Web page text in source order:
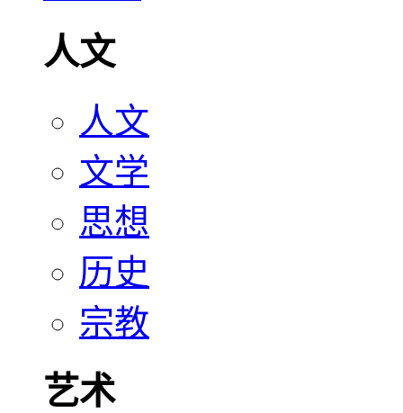
人文
人文
文学
思想
历史
宗教
艺术